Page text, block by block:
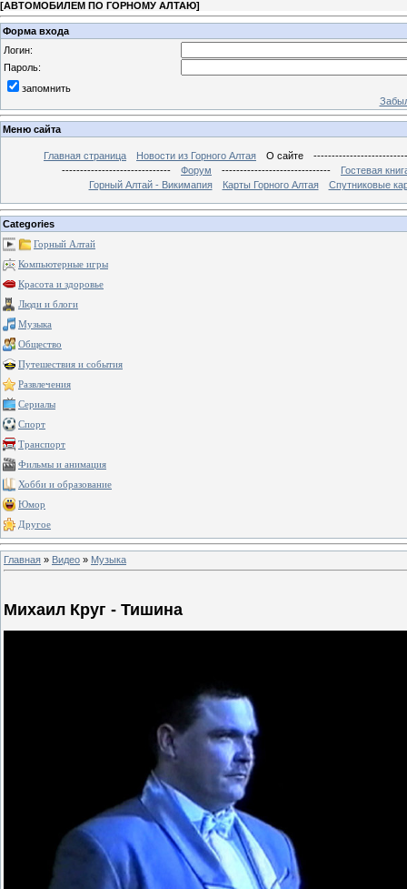
[АВТОМОБИЛЕМ ПО ГОРНОМУ АЛТАЮ]
Форма входа
Логин:
Пароль:
запомнить
Меню сайта
Главная страница Новости из Горного Алтая О сайте
------------------------------
Форум ------------------------------
Гостевая
Горный Алтай - Викимапия
Карты Горного Алтая Спутниковые
Categories
Горный Алтай
Компьютерные игры
Красота и здоровье
Люди и блоги
Музыка
Общество
Путешествия и события
Развлечения
Сериалы
Спорт
Транспорт
Фильмы и анимация
Хобби и образование
Юмор
Другое
Главная » Видео » Музыка
Михаил Круг - Тишина